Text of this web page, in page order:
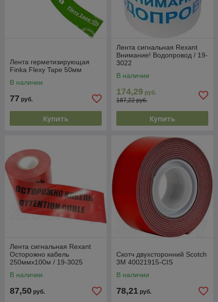
Лента герметизирующая
Finka Flexy Tape 50мм
В наличии
77 руб.
Купить
Лента сигнальная Rexant
Внимание! Водопровод / 19-
3022
В наличии
174,29 руб.
187,22 руб.
Купить
Лента сигнальная Rexant
Осторожно кабель
250ммх100м / 19-3025
В наличии
87,50 руб.
Скотч двухсторонний Scotch
3М 40021915-CIS
В наличии
78,21 руб.